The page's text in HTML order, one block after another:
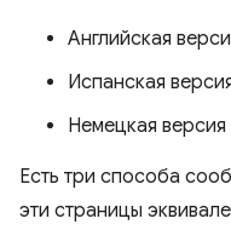
Английская
Испанская
Немецкая версия
Есть три способа
эти страницы